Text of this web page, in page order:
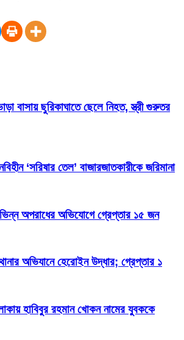
বাসায় ছুরিকাঘাতে ছেলে নিহত, স্ত্রী গুরুতর
‘সরিষার তেল’ বাজারজাতকারীকে জরিমানা
অপরাধের অভিযোগে গ্রেপ্তার ১৫ জন
অভিযানে হেরোইন উদ্ধার; গ্রেপ্তার ১
হাবিবুর রহমান খোকন নামের যুবককে